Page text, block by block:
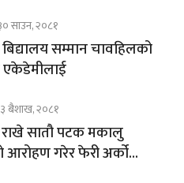
साउन, २०८१
बिद्यालय सम्मान चावहिलको
बैशाख, २०८१
सातौ पटक मकालु
आरोहण गरेर फेरी अर्को